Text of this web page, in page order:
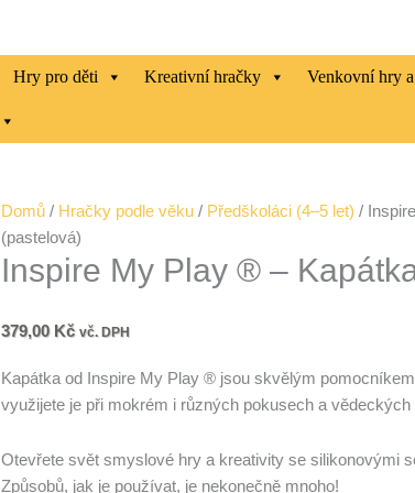
Hry pro děti Kreativní hračky Venkovní hry a
Domů / Hračky podle věku / Předškoláci (4–5 let) /
(pastelová)
Inspire My Play ® –
379,00 Kč vč. DPH
Kapátka od Inspire My Play ® jsou skvělým
využijete je při mokrém i různých pokusech a vědeckých
Otevřete svět smyslové hry a kreativity se silikonovými
Způsobů, jak je používat, je nekonečně mnoho!
Inspire
My
Play
Kapátka
(pastelová)
množství